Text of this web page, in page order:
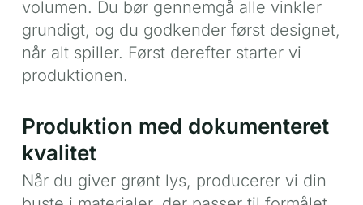
volumen. Du bør gennemgå alle vinkler
grundigt, og du godkender først designet,
når alt spiller. Først derefter starter vi
produktionen.
Produktion med dokumenteret
kvalitet
Når du giver grønt lys, producerer vi din